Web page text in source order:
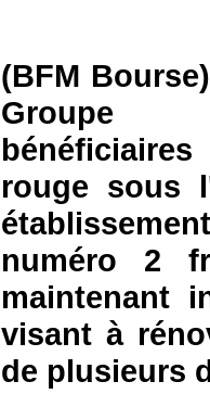
(BFM
Groupe
rouge sous
numéro 2
maintenant
visant à
de plusieurs